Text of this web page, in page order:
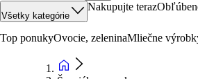
Všetky kategórie
Nakupujte teraz
Top ponukyOvocie, zeleninaMliečne